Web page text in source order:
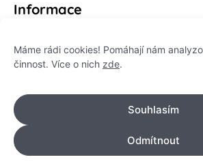
Máme rádi cookies! Pomáhají nám
činnost. Více o nich zde.
Souhlasím
Odmítnout
Informace
Platformu Zeptej se vědce
IČO: 178 47 389
Flemingovo náměstí 542/2,
Dejvice, 160 00 Praha 6
info@zeptejsevedce.cz